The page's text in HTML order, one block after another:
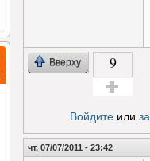
Вверху 9
Войдитеили
чт, 07/07/2011 - 23:42